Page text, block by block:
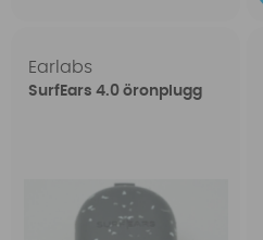
Earlabs
SurfEars 4.0 öronplugg